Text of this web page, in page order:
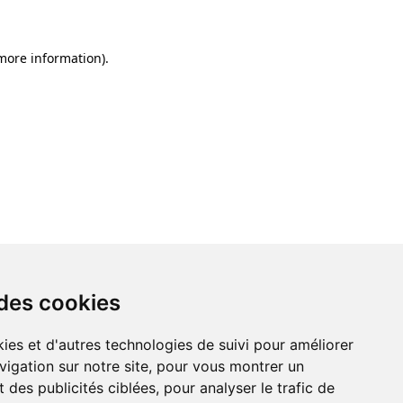
cookies
et d'autres technologies de suivi pour améliorer
sur notre site, pour vous montrer un
des publicités ciblées, pour analyser le trafic de
information).